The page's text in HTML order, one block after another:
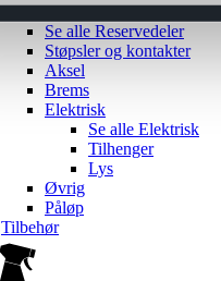
Reservedeler
Se alle Reservedeler
Støpsler og kontakter
Aksel
Brems
Elektrisk
Se alle Elektrisk
Tilhenger
Lys
Øvrig
Påløp
Tilbehør